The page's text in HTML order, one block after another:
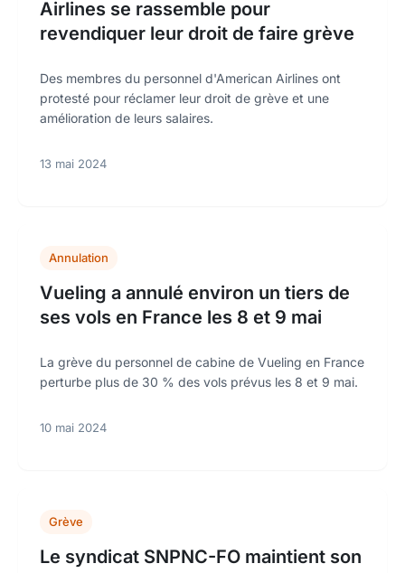
Airlines se rassemble pour
revendiquer leur droit de faire grève
Des membres du personnel d'American Airlines ont
protesté pour réclamer leur droit de grève et une
amélioration de leurs salaires.
13 mai 2024
Annulation
Vueling a annulé environ un tiers de
ses vols en France les 8 et 9 mai
La grève du personnel de cabine de Vueling en France
perturbe plus de 30 % des vols prévus les 8 et 9 mai.
10 mai 2024
Grève
Le syndicat SNPNC-FO maintient son